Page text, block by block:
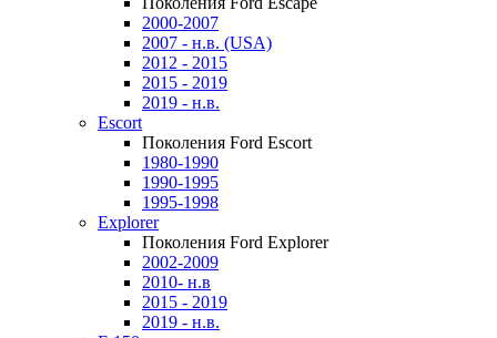
2000-2007
2007 - н.в. (USA)
2012 - 2015
2015 - 2019
2019 - н.в.
Escort
Поколения Ford Escort
1980-1990
1990-1995
1995-1998
Explorer
Поколения Ford Explorer
2002-2009
2010- н.в
2015 - 2019
2019 - н.в.